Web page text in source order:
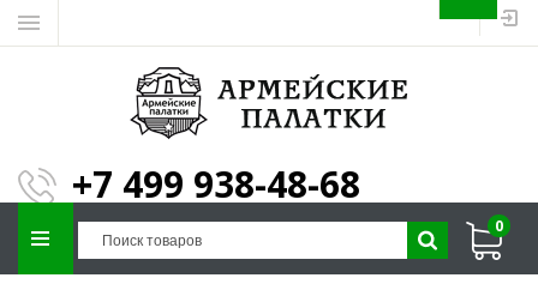
+7 499 938-48-68
0
ЗАПОЛНИТЕ ФОРМУ И
МЫ ПОДБЕРЕМ
ПАЛАТКУ ПОД ВАШИ
ПАРАМЕТРЫ!